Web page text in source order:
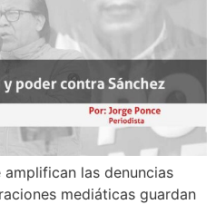
las denuncias
mediáticas guardan